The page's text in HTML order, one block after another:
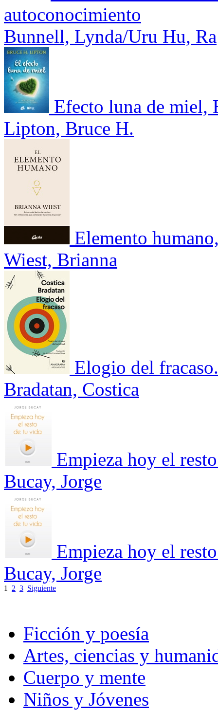
autoconocimiento
Bunnell, Lynda/Uru Hu, Ra
Efecto luna de miel,
Lipton, Bruce H.
Elemento
Wiest, Brianna
Elogio del
Bradatan, Costica
Empieza hoy el
Bucay, Jorge
Empieza hoy el
Bucay, Jorge
1 2 3 Siguiente
Ficción y poesía
Artes, ciencias y
Cuerpo y mente
Niños y Jóvenes